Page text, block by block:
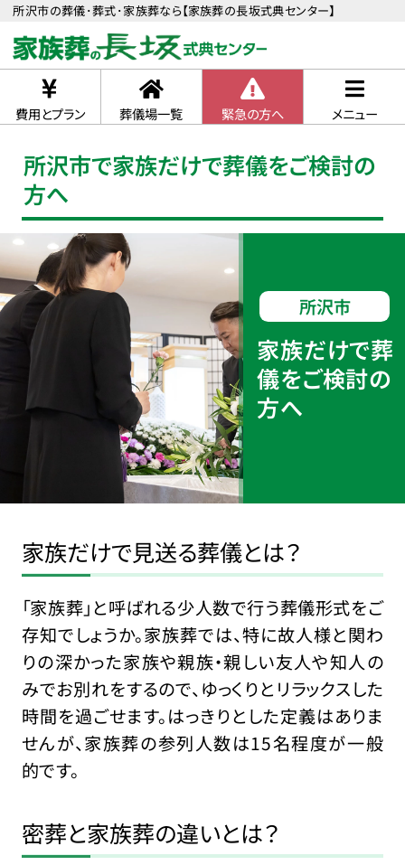
所沢市の葬儀･葬式･家族葬なら【家族葬の長坂式典センター】
費用とプラン 葬儀場一覧 緊急の方へ メニュー
所沢市で家族だけで葬儀をご検討の
方へ
所沢市
家族だけで葬
儀をご検討の
方へ
家族だけで見送る葬儀とは？
「家族葬」と呼ばれる少人数で行う葬儀形式をご
存知でしょうか。家族葬では、特に故人様と関わ
りの深かった家族や親族・親しい友人や知人の
みでお別れをするので、ゆっくりとリラックスした
時間を過ごせます。はっきりとした定義はありま
せんが、家族葬の参列人数は15名程度が一般
的です。
密葬と家族葬の違いとは？